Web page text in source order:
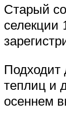
Старый
селекции
Подходит
теплиц и
осеннем